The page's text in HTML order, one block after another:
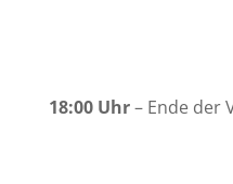
18:00 Uhr– Ende der